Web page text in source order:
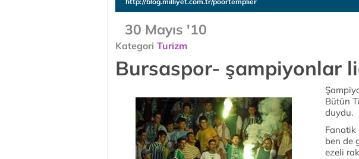
30 Mayıs '10
Kategori Turizm
Bursaspor- şampiyonlar
Bütün
duydu.
Fanatik
ben de
ezeli